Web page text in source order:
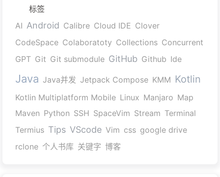
标签
AI Android Calibre Cloud IDE Clover
CodeSpace Colaboratoty Collections Concurrent
GPT Git Git submodule GitHub Github Ide
Java Java并发 Jetpack Compose KMM Kotlin
Kotlin Multiplatform Mobile Linux Manjaro Map
Maven Python SSH SpaceVim Stream Terminal
Termius Tips VScode Vim css google drive
rclone 个人书库 关键字 博客